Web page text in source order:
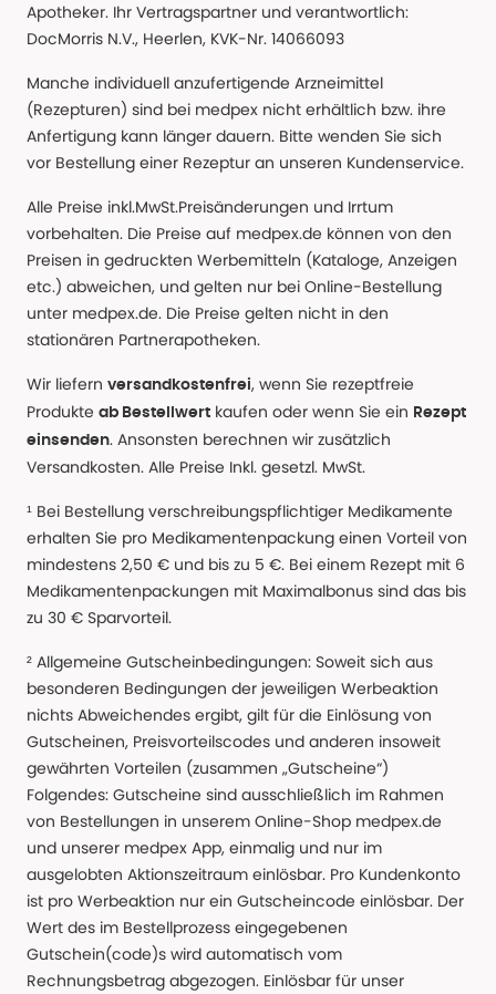
Apotheker. Ihr Vertragspartner und verantwortlich:
DocMorris N.V., Heerlen, KVK-Nr. 14066093
Manche individuell anzufertigende Arzneimittel
(Rezepturen) sind bei medpex nicht erhältlich bzw. ihre
Anfertigung kann länger dauern. Bitte wenden Sie sich
vor Bestellung einer Rezeptur an unseren Kundenservice.
Alle Preise inkl.MwSt.Preisänderungen und Irrtum
vorbehalten. Die Preise auf medpex.de können von den
Preisen in gedruckten Werbemitteln (Kataloge, Anzeigen
etc.) abweichen, und gelten nur bei Online-Bestellung
unter medpex.de. Die Preise gelten nicht in den
stationären Partnerapotheken.
Wir liefern versandkostenfrei, wenn Sie rezeptfreie
Produkte ab Bestellwert kaufen oder wenn Sie ein Rezept
einsenden. Ansonsten berechnen wir zusätzlich
Versandkosten. Alle Preise Inkl. gesetzl. MwSt.
¹ Bei Bestellung verschreibungspflichtiger Medikamente
erhalten Sie pro Medikamentenpackung einen Vorteil von
mindestens 2,50 € und bis zu 5 €. Bei einem Rezept mit 6
Medikamentenpackungen mit Maximalbonus sind das bis
zu 30 € Sparvorteil.
² Allgemeine Gutscheinbedingungen: Soweit sich aus
besonderen Bedingungen der jeweiligen Werbeaktion
nichts Abweichendes ergibt, gilt für die Einlösung von
Gutscheinen, Preisvorteilscodes und anderen insoweit
gewährten Vorteilen (zusammen „Gutscheine“)
Folgendes: Gutscheine sind ausschließlich im Rahmen
von Bestellungen in unserem Online-Shop medpex.de
und unserer medpex App, einmalig und nur im
ausgelobten Aktionszeitraum einlösbar. Pro Kundenkonto
ist pro Werbeaktion nur ein Gutscheincode einlösbar. Der
Wert des im Bestellprozess eingegebenen
Gutschein(code)s wird automatisch vom
Rechnungsbetrag abgezogen. Einlösbar für unser